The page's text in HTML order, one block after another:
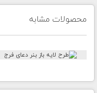
محصولات مشابه